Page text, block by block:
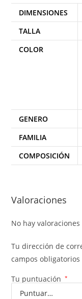
DIMENSIONES
TALLA
COLOR
GENERO
FAMILIA
COMPOSICIÓN
Valoraciones
No hay valoraciones
Tu dirección de
campos
Tu puntuación *